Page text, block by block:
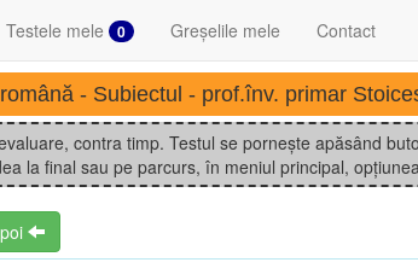
Testele mele 0 Greșelile mele Contact
- Subiectul - prof.înv. primar
contra timp. Testul se pornește apăsând
la final sau pe parcurs, în meniul principal,